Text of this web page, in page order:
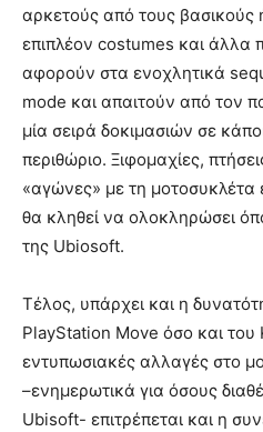
αρκετούς από τους
επιπλέον costumes και άλλα
αφορούν στα ενοχλητικά
mode και απαιτούν από τον
μία σειρά δοκιμασιών σε
περιθώριο. Ξιφομαχίες,
«αγώνες» με τη μοτοσυκλέτα
θα κληθεί να ολοκληρώσει
της Ubiosoft.
Τέλος, υπάρχει και η
PlayStation Move όσο και του
εντυπωσιακές αλλαγές στο
–ενημερωτικά για όσους
Ubisoft- επιτρέπεται και η